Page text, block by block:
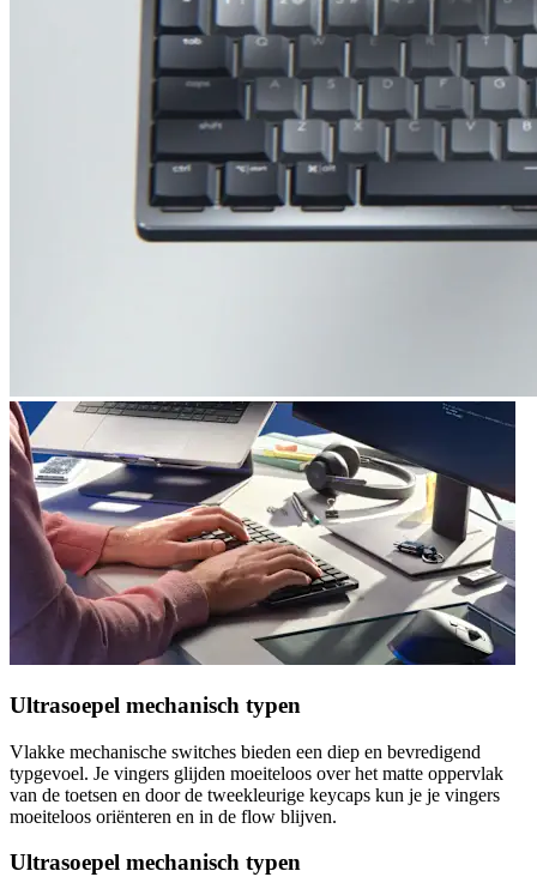
Ultrasoepel mechanisch typen
Vlakke mechanische switches bieden een diep en bevredigend
typgevoel. Je vingers glijden moeiteloos over het matte oppervlak
van de toetsen en door de tweekleurige keycaps kun je je vingers
moeiteloos oriënteren en in de flow blijven.
Ultrasoepel mechanisch typen